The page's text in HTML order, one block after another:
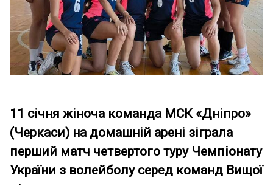
11 січня жіноча команда МСК «Дніпро»
(Черкаси) на домашній арені зіграла
перший матч четвертого туру Чемпіонату
України з волейболу серед команд Вищої